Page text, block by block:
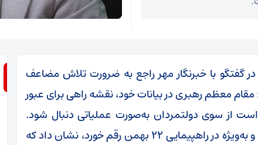
گفتگو با خبرنگار مهر راجع به ضرورت تلاش مضاعف
معظم رهبری در بیانات خود، نقشه راهی برای عبور
از سوی دولتمردان به‌صورت عملیاتی دنبال شود.
مردم نیز کار بزرگی انجام دادند؛ آنچه در ۲۲ دی و به‌ویژه در راهپیمایی ۲۲ بهمن رقم خورد، نشان داد که